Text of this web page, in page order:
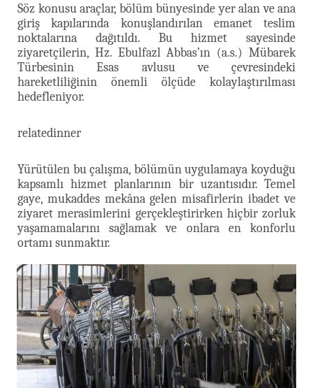
Söz konusu araçlar, bölüm bünyesinde yer alan ve ana
giriş kapılarında konuşlandırılan emanet teslim
noktalarına dağıtıldı. Bu hizmet sayesinde
ziyaretçilerin, Hz. Ebulfazl Abbas’ın (a.s.) Mübarek
Türbesinin Esas avlusu ve çevresindeki
hareketliliğinin önemli ölçüde kolaylaştırılması
hedefleniyor.
relatedinner
Yürütülen bu çalışma, bölümün uygulamaya koyduğu
kapsamlı hizmet planlarının bir uzantısıdır. Temel
gaye, mukaddes mekâna gelen misafirlerin ibadet ve
ziyaret merasimlerini gerçekleştirirken hiçbir zorluk
yaşamamalarını sağlamak ve onlara en konforlu
ortamı sunmaktır.